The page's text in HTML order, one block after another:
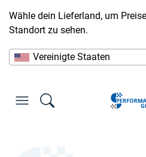
Wähle dein Lieferland, um
Standort zu sehen.
Vereinigte Staaten